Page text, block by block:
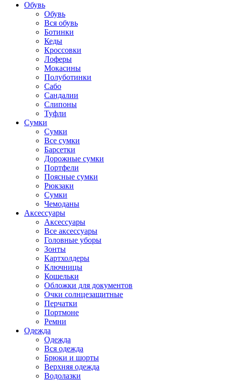
Обувь
Обувь
Вся обувь
Ботинки
Кеды
Кроссовки
Лоферы
Мокасины
Полуботинки
Сабо
Сандалии
Слипоны
Туфли
Сумки
Сумки
Все сумки
Барсетки
Дорожные сумки
Портфели
Поясные сумки
Рюкзаки
Сумки
Чемоданы
Аксессуары
Аксессуары
Все аксессуары
Головные уборы
Зонты
Картхолдеры
Ключницы
Кошельки
Обложки для документов
Очки солнцезащитные
Перчатки
Портмоне
Ремни
Одежда
Одежда
Вся одежда
Брюки и шорты
Верхняя одежда
Водолазки